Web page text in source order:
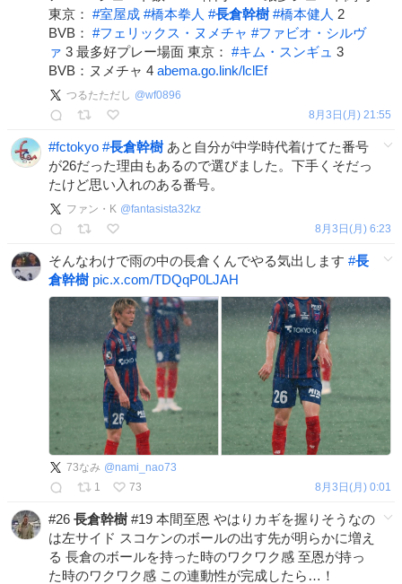
東京： #室屋成 #橋本拳人 #長倉幹樹 #橋本健人 2
BVB： #フェリックス・ヌメチャ #ファビオ・シルヴ
ァ 3 最多好プレー場面 東京： #キム・スンギュ 3
BVB：ヌメチャ 4 abema.go.link/lclEf
つるたただし @wf0896
8月3日(月) 21:55
#fctokyo #長倉幹樹あと自分が中学時代着けてた番号
が26だった理由もあるので選びました。下手くそだっ
たけど思い入れのある番号。
ファン・K @fantasista32kz
8月3日(月) 6:23
そんなわけで雨の中の長倉くんでやる気出します #長
倉幹樹 pic.x.com/TDQqP0LJAH
73なみ @nami_nao73
1
73 8月3日(月) 0:01
#26 長倉幹樹 #19 本間至恩 やはりカギを握りそうなの
は左サイド スコケンのボールの出す先が明らかに増え
る 長倉のボールを持った時のワクワク感 至恩が持っ
た時のワクワク感 この連動性が完成したら…！